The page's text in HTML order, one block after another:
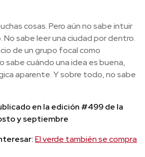
cosas. Pero aún no sabe intuir
No sabe leer una ciudad por dentro.
de un grupo focal como
sabe cuándo una idea es buena,
aparente. Y sobre todo, no sabe
en la edición #499 de la
y septiembre
El verde también se compra